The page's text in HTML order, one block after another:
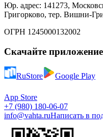
Юр. адрес: 141273,
Григорково, тер. Вишни-
ОГРН 1245000132002
Скачайте приложение
RuStore Google Play
App Store
+7 (980) 180-06-07
info@vahta.ruНаписать в